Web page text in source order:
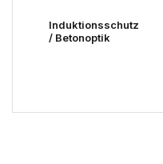
Induktionsschutz
/ Betonoptik